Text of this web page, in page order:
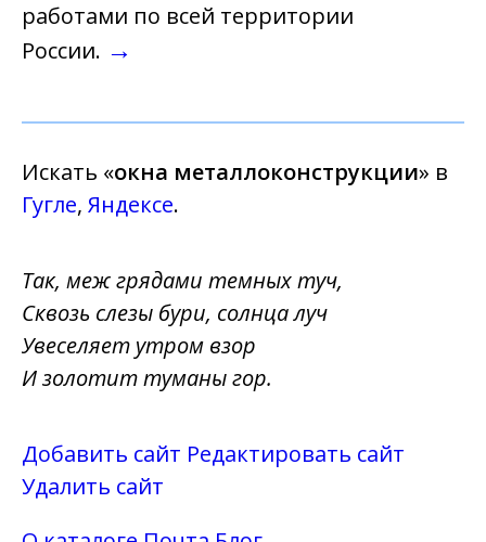
работами по всей территории
России. →
Искать «окна металлоконструкции» в
Гугле, Яндексе.
Так, меж грядами темных туч,
Сквозь слезы бури, солнца луч
Увеселяет утром взор
И золотит туманы гор.
Добавить сайт Редактировать сайт
Удалить сайт